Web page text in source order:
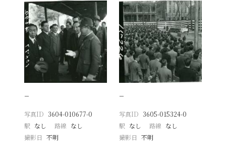
−
写真ID 3604-010677-0
駅 なし 路線 なし
撮影日
不明
−
写真ID 3605-015324-0
駅 なし 路線 なし
撮影日 不明